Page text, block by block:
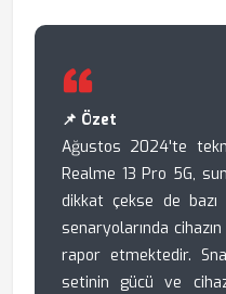
📌 Özet
Ağustos 2024'te
Realme 13 Pro 5G,
dikkat çekse de bazı
senaryolarında cihazın
rapor etmektedir.
setinin gücü ve